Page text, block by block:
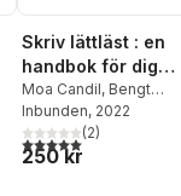
Skriv lättläst : en
handbok för dig
som vill bli
Moa Candil, Bengt
Fredrikson
Inbunden, 2022
5,0utav 5 stjärnor.
(2)
250 kr